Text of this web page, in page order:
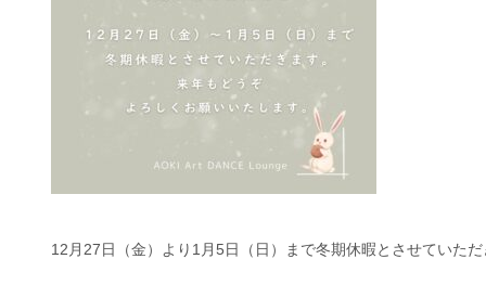
12月27日（金）より1月5日（日）まで冬期休暇とさせていただ